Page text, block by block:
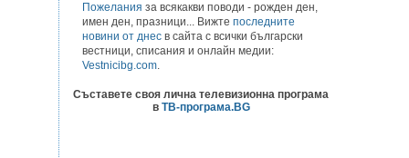
Пожелания за всякакви поводи - рожден ден,
имен ден, празници... Вижте последните
новини от днес в сайта с всички български
вестници, списания и онлайн медии:
Vestnicibg.com.
Съставете своя лична телевизионна програма
в ТВ-програма.BG